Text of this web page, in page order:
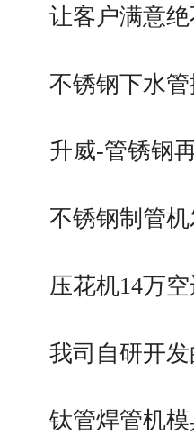
让客户满意
不锈钢下水
升威-管锈钢
不锈钢制管
压花机14万
我司自研开
钛管焊管机